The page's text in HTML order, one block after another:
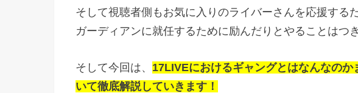
そして視聴者側もお気に入りのライバーさんを応援する
ガーディアンに就任するために励んだりとやることはつ
そして今回は、 17LIVEにおけるギャングとはなんなの
いて徹底解説していきます！